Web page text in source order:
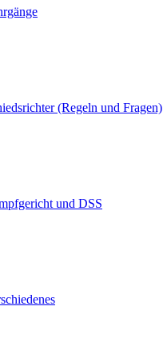
(Regeln und Fragen)
und DSS